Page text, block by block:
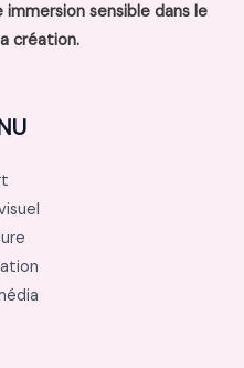
sensible dans le
création.